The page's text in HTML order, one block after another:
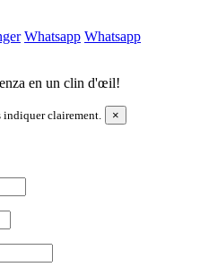
Whatsapp Whatsapp
en un clin d'œil!
clairement. ×